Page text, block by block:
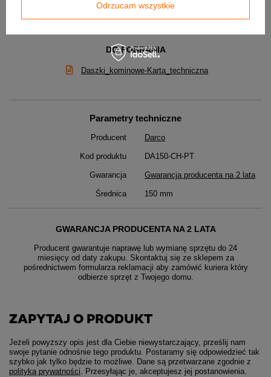
DO POBRANIA
Daszki_kominowe-Karta_techniczna
Parametry techniczne
Producent Darco
Kod produktu DA150-CH-PT
Gwarancja Gwarancja producenta na 2 lata
Średnica 150 mm
GWARANCJA PRODUCENTA NA 2 LATA
Producent gwarantuje naprawę lub wymianę sprzętu do 24
miesięcy od daty zakupu. Skontaktuj się ze sklepem za
pośrednictwem formularza reklamacji aby zamówić kuriera który
odbierze sprzęt z Twojego domu.
ZAPYTAJ O PRODUKT
Jeżeli powyższy opis jest dla Ciebie niewystarczający, prześlij nam
swoje pytanie odnośnie tego produktu. Postaramy się odpowiedzieć tak
szybko jak tylko będzie to możliwe. Dane są przetwarzane zgodnie z
polityką prywatności. Przesyłając je, akceptujesz jej postanowienia.
Odrzucam wszystkie